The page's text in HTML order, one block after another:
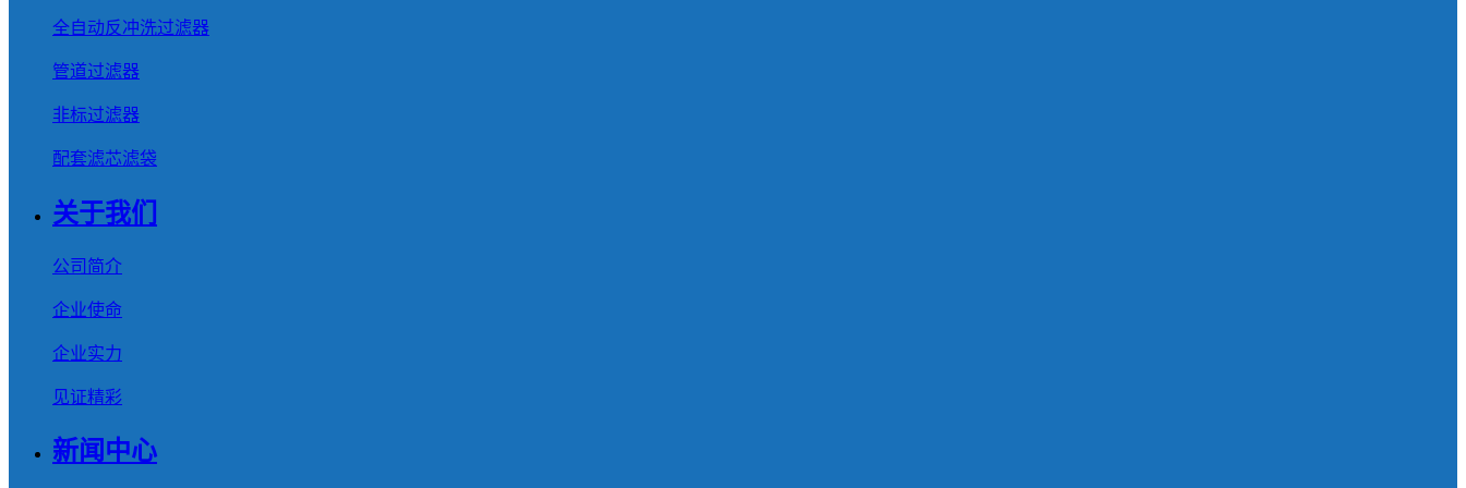
全自动反冲洗过滤器
管道过滤器
非标过滤器
配套滤芯滤袋
关于我们
公司简介
企业使命
企业实力
见证精彩
新闻中心